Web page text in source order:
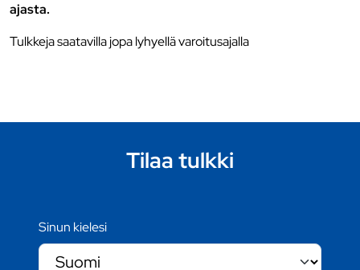
ajasta.
Tulkkeja saatavilla jopa lyhyellä varoitusajalla
Tilaa tulkki
Sinun kielesi